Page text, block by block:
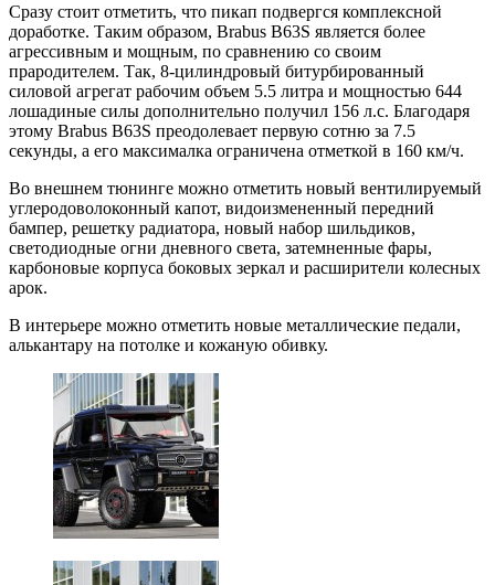
Сразу стоит отметить, что пикап подвергся комплексной
доработке. Таким образом, Brabus B63S является более
агрессивным и мощным, по сравнению со своим
прародителем. Так, 8-цилиндровый битурбированный
силовой агрегат рабочим объем 5.5 литра и мощностью 644
лошадиные силы дополнительно получил 156 л.с. Благодаря
этому Brabus B63S преодолевает первую сотню за 7.5
секунды, а его максималка ограничена отметкой в 160 км/ч.
Во внешнем тюнинге можно отметить новый вентилируемый
углеродоволоконный капот, видоизмененный передний
бампер, решетку радиатора, новый набор шильдиков,
светодиодные огни дневного света, затемненные фары,
карбоновые корпуса боковых зеркал и расширители колесных
арок.
В интерьере можно отметить новые металлические педали,
алькантару на потолке и кожаную обивку.